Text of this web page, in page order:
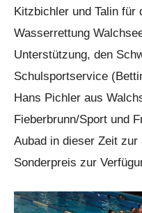
Kitzbichler und Talin für
Wasserrettung
Unterstützung, den
Schulsportservice
Hans Pichler aus
Fieberbrunn/Sport und
Aubad in dieser Zeit
Sonderpreis zur